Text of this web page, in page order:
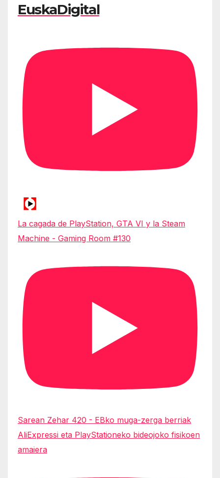
EuskaDigital
La cagada de PlayStation, GTA VI y la Steam
Machine - Gaming Room #130
Sarean Zehar 420 - EBko muga-zerga berriak
AliExpressi eta PlayStationeko bideojoko fisikoen
amaiera